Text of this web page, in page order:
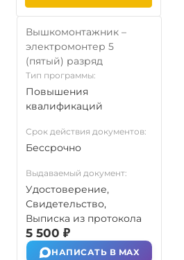
Вышкомонтажник –
электромонтер 5
(пятый) разряд
Тип программы:
Повышения
квалификаций
Срок действия документов:
Бессрочно
Выдаваемый документ:
Удостоверение,
Свидетельство,
Выписка из протокола
5 500 ₽
НАПИСАТЬ В MAX